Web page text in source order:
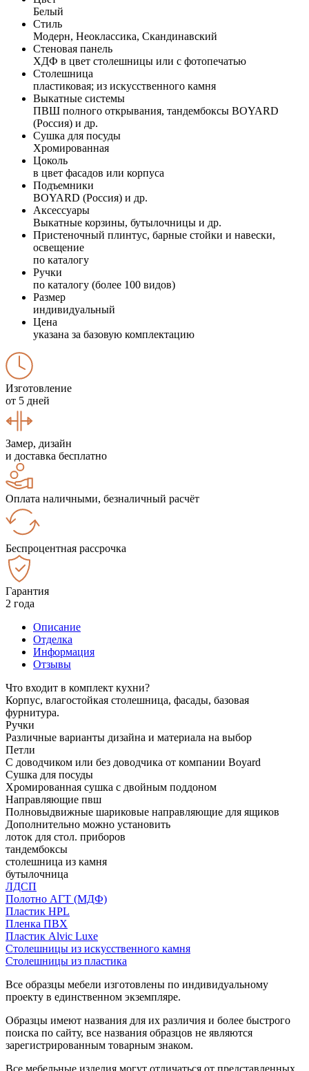
Белый
Стиль
Модерн, Неоклассика, Скандинавский
Стеновая панель
ХДФ в цвет столешницы или с фотопечатью
Столешница
пластиковая; из искусственного камня
Выкатные системы
ПВШ полного открывания, тандембоксы BOYARD
(Россия) и др.
Сушка для посуды
Хромированная
Цоколь
в цвет фасадов или корпуса
Подъемники
BOYARD (Россия) и др.
Аксессуары
Выкатные корзины, бутылочницы и др.
Пристеночный плинтус, барные стойки и навески,
освещение
по каталогу
Ручки
по каталогу (более 100 видов)
Размер
индивидуальный
Цена
указана за базовую комплектацию
Изготовление
от 5 дней
Замер, дизайн
и доставка бесплатно
Оплата наличными, безналичный расчёт
Беспроцентная рассрочка
Гарантия
2 года
Описание
Отделка
Информация
Отзывы
Что входит в комплект кухни?
Корпус, влагостойкая столешница, фасады, базовая
фурнитура.
Ручки
Различные варианты дизайна и материала на выбор
Петли
С доводчиком или без доводчика от компании Boyard
Сушка для посуды
Хромированная сушка с двойным поддоном
Направляющие пвш
Полновыдвижные шариковые направляющие для ящиков
Дополнительно можно установить
лоток для стол. приборов
тандембоксы
столешница из камня
бутылочница
ЛДСП
Полотно АГТ (МДФ)
Пластик HPL
Пленка ПВХ
Пластик Alvic Luxe
Столешницы из искусственного камня
Столешницы из пластика
Все образцы мебели изготовлены по индивидуальному
проекту в единственном экземпляре.
Образцы имеют названия для их различия и более быстрого
поиска по сайту, все названия образцов не являются
зарегистрированным товарным знаком.
Все мебельные изделия могут отличаться от представленных